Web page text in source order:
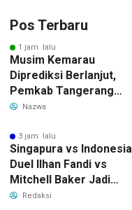
Pos Terbaru
1 jam lalu
Musim Kemarau
Diprediksi Berlanjut,
Pemkab Tangerang
Siapkan Langkah
Bersih
Nazwa
3 jam lalu
Singapura vs
Duel Ilhan Fandi vs
Mitchell Baker Jadi
Sorotan di Piala AFF
Redaksi